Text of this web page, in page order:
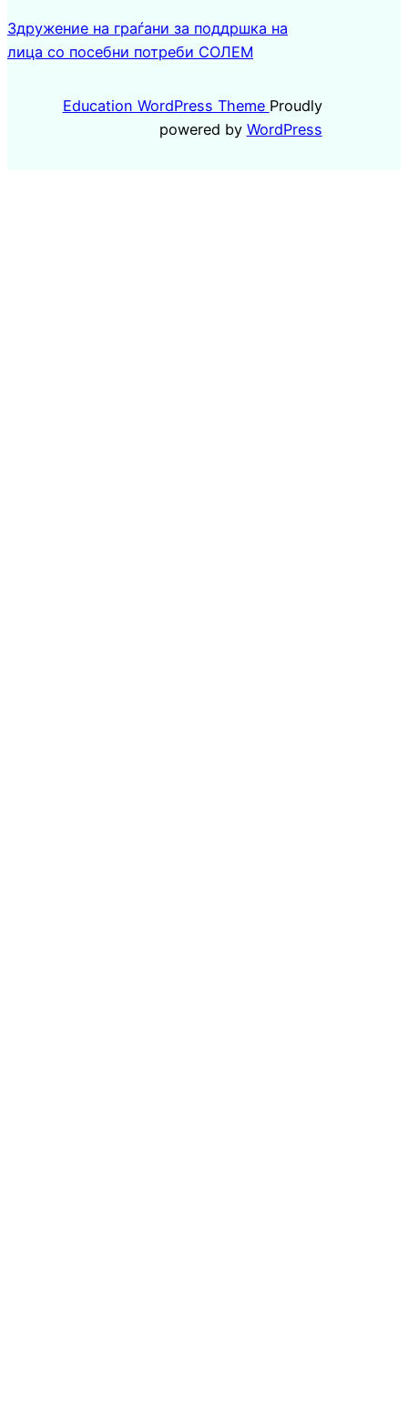
Здружение на граѓани за поддршка на
лица со посебни потреби СОЛЕМ
Education WordPress Theme Proudly
powered by WordPress